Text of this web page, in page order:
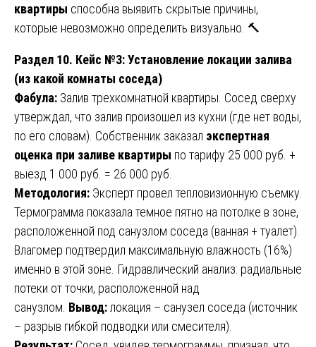
квартиры способна выявить скрытые причины,
которые невозможно определить визуально. 🔨
Раздел 10. Кейс №3: Установление локации залива
(из какой комнаты соседа)
Фабула: Залив трехкомнатной квартиры. Сосед сверху
утверждал, что залив произошел из кухни (где нет воды,
по его словам). Собственник заказал экспертная
оценка при заливе квартиры по тарифу 25 000 руб. +
выезд 1 000 руб. = 26 000 руб.
Методология: Эксперт провел тепловизионную съемку.
Термограмма показала темное пятно на потолке в зоне,
расположенной под санузлом соседа (ванная + туалет).
Влагомер подтвердил максимальную влажность (16%)
именно в этой зоне. Гидравлический анализ: радиальные
потеки от точки, расположенной над
санузлом. Вывод: локация – санузел соседа (источник
– разрыв гибкой подводки или смесителя).